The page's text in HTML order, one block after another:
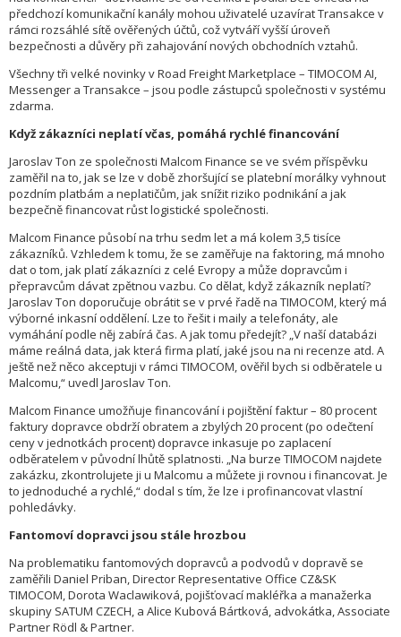
předchozí komunikační kanály mohou uživatelé uzavírat Transakce v
rámci rozsáhlé sítě ověřených účtů, což vytváří vyšší úroveň
bezpečnosti a důvěry při zahajování nových obchodních vztahů.
Všechny tři velké novinky v Road Freight Marketplace – TIMOCOM AI,
Messenger a Transakce – jsou podle zástupců společnosti v systému
zdarma.
Když zákazníci neplatí včas, pomáhá rychlé financování
Jaroslav Ton ze společnosti Malcom Finance se ve svém příspěvku
zaměřil na to, jak se lze v době zhoršující se platební morálky vyhnout
pozdním platbám a neplatičům, jak snížit riziko podnikání a jak
bezpečně financovat růst logistické společnosti.
Malcom Finance působí na trhu sedm let a má kolem 3,5 tisíce
zákazníků. Vzhledem k tomu, že se zaměřuje na faktoring, má mnoho
dat o tom, jak platí zákazníci z celé Evropy a může dopravcům i
přepravcům dávat zpětnou vazbu. Co dělat, když zákazník neplatí?
Jaroslav Ton doporučuje obrátit se v prvé řadě na TIMOCOM, který má
výborné inkasní oddělení. Lze to řešit i maily a telefonáty, ale
vymáhání podle něj zabírá čas. A jak tomu předejít? „V naší databázi
máme reálná data, jak která firma platí, jaké jsou na ni recenze atd. A
ještě než něco akceptuji v rámci TIMOCOM, ověřil bych si odběratele u
Malcomu,“ uvedl Jaroslav Ton.
Malcom Finance umožňuje financování i pojištění faktur – 80 procent
faktury dopravce obdrží obratem a zbylých 20 procent (po odečtení
ceny v jednotkách procent) dopravce inkasuje po zaplacení
odběratelem v původní lhůtě splatnosti. „Na burze TIMOCOM najdete
zakázku, zkontrolujete ji u Malcomu a můžete ji rovnou i financovat. Je
to jednoduché a rychlé,“ dodal s tím, že lze i profinancovat vlastní
pohledávky.
Fantomoví dopravci jsou stále hrozbou
Na problematiku fantomových dopravců a podvodů v dopravě se
zaměřili Daniel Priban, Director Representative Office CZ&SK
TIMOCOM, Dorota Waclawiková, pojišťovací makléřka a manažerka
skupiny SATUM CZECH, a Alice Kubová Bártková, advokátka, Associate
Partner Rödl & Partner.